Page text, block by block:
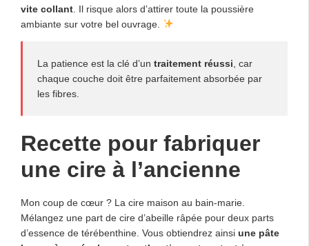
vite collant . Il risque alors d’attirer toute la poussière
ambiante sur votre bel ouvrage.
La patience est la clé d’un traitement réussi , car
chaque couche doit être parfaitement absorbée par
les fibres.
Recette pour fabriquer
une cire à l’ancienne
Mon coup de cœur ? La cire maison au bain-marie.
Mélangez une part de cire d’abeille râpée pour deux parts
d’essence de térébenthine. Vous obtiendrez ainsi une pâte